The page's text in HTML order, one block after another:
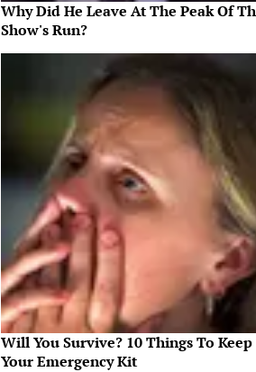
Why Did He Leave At The Peak Of
Show's Run?
Will You Survive? 10 Things To
Your Emergency Kit